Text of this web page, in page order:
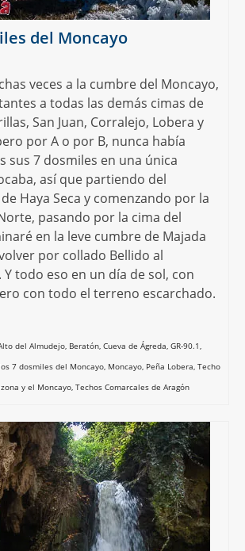
del Moncayo
veces a la cumbre del Moncayo,
a todas las demás cimas de
San Juan, Corralejo, Lobera y
por A o por B, nunca había
sus 7 dosmiles en una única
así que partiendo del
Haya Seca y comenzando por la
pasando por la cima del
en la leve cumbre de Majada
por collado Bellido al
todo eso en un día de sol, con
con todo el terreno escarchado.
del Almudejo, Beratón, Cueva de Ágreda, GR-90.1,
7 dosmiles del Moncayo, Moncayo, Peña Lobera, Techo
y el Moncayo, Techos Comarcales de Aragón